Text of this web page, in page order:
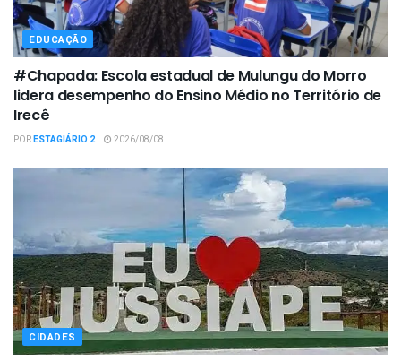
EDUCAÇÃO
#Chapada: Escola estadual de Mulungu do Morro
lidera desempenho do Ensino Médio no Território de
Irecê
PORESTAGIÁRIO 2 2026/08/08
CIDADES